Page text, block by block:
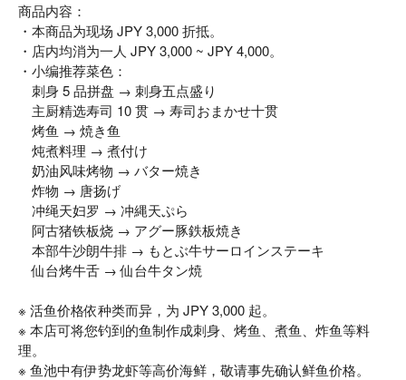
商品内容：
・本商品为现场 JPY 3,000 折抵。
・店内均消为一人 JPY 3,000 ~ JPY 4,000。
・小编推荐菜色：
刺身 5 品拼盘 → 刺身五点盛り
主厨精选寿司 10 贯 → 寿司おまかせ十贯
烤鱼 → 焼き鱼
炖煮料理 → 煮付け
奶油风味烤物 → バター焼き
炸物 → 唐扬げ
冲绳天妇罗 → 冲縄天ぷら
阿古猪铁板烧 → アグー豚鉄板焼き
本部牛沙朗牛排 → もとぶ牛サーロインステーキ
仙台烤牛舌 → 仙台牛タン焼
※ 活鱼价格依种类而异，为 JPY 3,000 起。
※ 本店可将您钓到的鱼制作成刺身、烤鱼、煮鱼、炸鱼等料
理。
※ 鱼池中有伊势龙虾等高价海鲜，敬请事先确认鲜鱼价格。